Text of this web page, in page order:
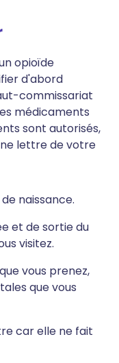
opioïde
d'abord
commissariat
médicaments
sont autorisés,
lettre de votre
naissance.
et de sortie du
visitez.
vous prenez,
que vous
car elle ne fait